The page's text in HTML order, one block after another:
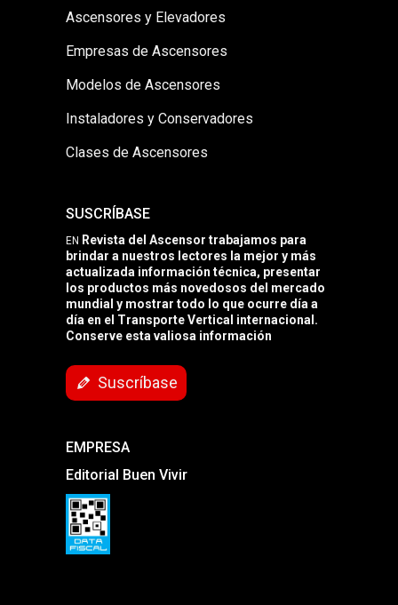
Ascensores y Elevadores
Empresas de Ascensores
Modelos de Ascensores
Instaladores y Conservadores
Clases de Ascensores
SUSCRÍBASE
EN Revista del Ascensor trabajamos para
brindar a nuestros lectores la mejor y más
actualizada información técnica, presentar
los productos más novedosos del mercado
mundial y mostrar todo lo que ocurre día a
día en el Transporte Vertical internacional.
Conserve esta valiosa información
Suscríbase
EMPRESA
Editorial Buen Vivir